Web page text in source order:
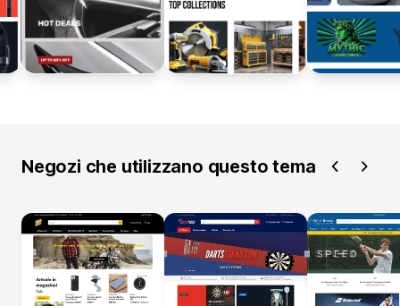
Negozi che utilizzano questo tema